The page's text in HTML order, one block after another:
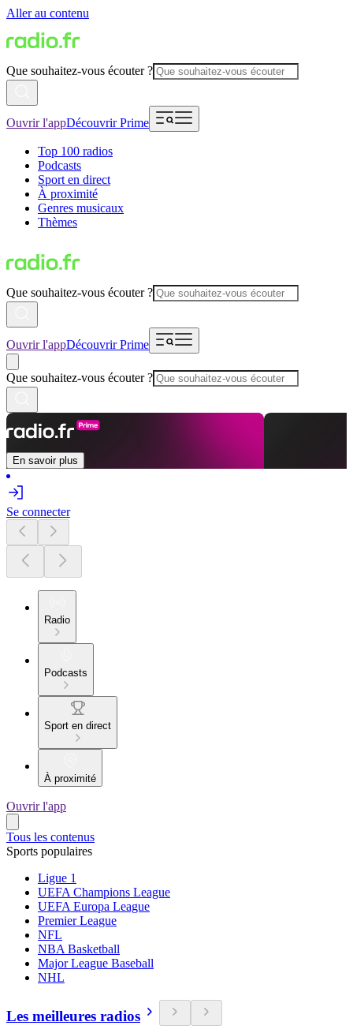
Aller au contenu
Que souhaitez-vous écouter ?
Ouvrir l'appDécouvrir Prime
Top 100 radios
Podcasts
Sport en direct
À proximité
Genres musicaux
Thèmes
Que souhaitez-vous écouter ?
Ouvrir l'appDécouvrir Prime
Que souhaitez-vous écouter ?
En savoir plus
Se connecter
Radio
Podcasts
Sport en direct
À proximité
Ouvrir l'app
Tous les contenus
Sports populaires
Ligue 1
UEFA Champions League
UEFA Europa League
Premier League
NFL
NBA Basketball
Major League Baseball
NHL
Les meilleures radios